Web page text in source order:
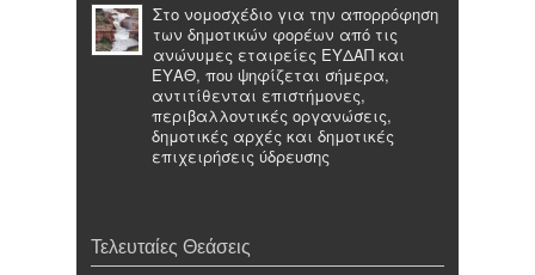
Στο νομοσχέδιο για την απορρόφηση
των δημοτικών φορέων από τις
ανώνυμες εταιρείες ΕΥΔΑΠ και
ΕΥΑΘ, που ψηφίζεται σήμερα,
αντιτίθενται επιστήμονες,
περιβαλλοντικές οργανώσεις,
δημοτικές αρχές και δημοτικές
επιχειρήσεις ύδρευσης
Τελευταίες Θεάσεις